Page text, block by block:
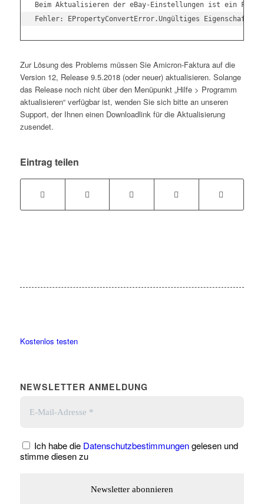
Beim Aktualisieren der eBay-Einstellungen ist ein
Fehler: EPropertyConvertError.Ungültiges
Zur Lösung des Problems müssen Sie Amicron-Faktura auf die
Version 12, Release 9.5.2018 (oder neuer) aktualisieren. Solange
das Release noch nicht über den Menüpunkt „Hilfe > Programm
aktualisieren“ verfügbar ist, wenden Sie sich bitte an unseren
Support, der Ihnen einen Downloadlink für die Aktualisierung
zusendet.
Eintrag teilen
Kostenlos testen
NEWSLETTER ANMELDUNG
Ich habe die Datenschutzbestimmungengelesen und
stimme diesen zu